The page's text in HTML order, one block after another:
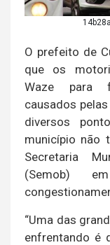
O prefeito de
que os
Waze para
causados
diversos
município não
Secretaria
(Semob)
“Uma das
enfrentando é